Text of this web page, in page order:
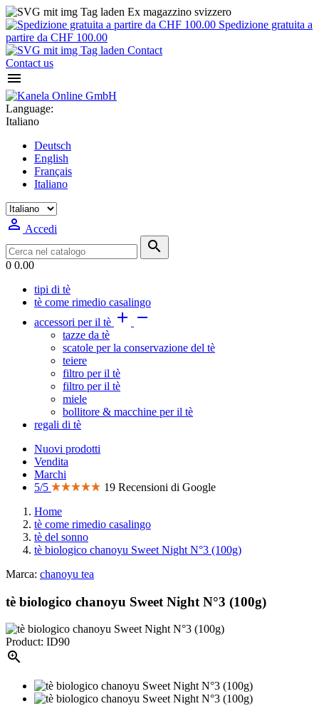
Ex magazzino svizzero
Spedizione gratuita a
partire da CHF 100.00
Contact
Contact us

Language:
Italiano
Deutsch
English
Français
Italiano
 Accedi

0 0.00
tipi di tè
tè come rimedio casalingo
accessori per il tè  
tazze da tè
scatole per la conservazione del tè
teiere
filtro per il tè
filtro per il tè
miele
bollitore & macchine per il tè
regali di tè
Nuovi prodotti
Vendita
Marchi
5/5
19 Recensioni di Google
Home
tè come rimedio casalingo
tè del sonno
tè biologico chanoyu Sweet Night N°3 (100g)
Marca: chanoyu tea
tè biologico chanoyu Sweet Night N°3 (100g)
Product: ID90
